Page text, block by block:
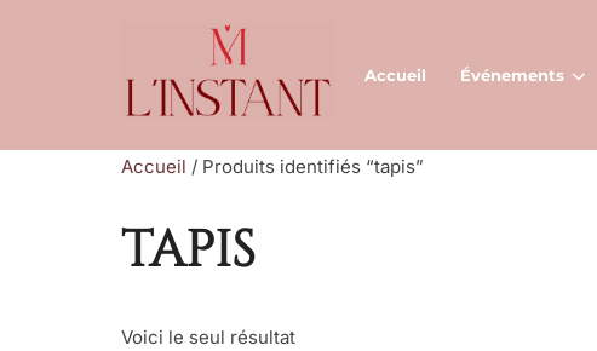
Accueil Événements
Accueil / Produits identifiés “tapis”
tapis
Voici le seul résultat